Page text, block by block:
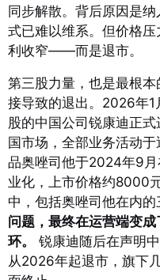
同步解散。背后原因是
式已难以维系。但价格
利收窄——而是退市。
第三股力量，也是最根
接导致的退出。2026年
股的中国公司锐康迪正
国市场，全部业务活动于
品奥唑司他于2024年9
业化，上市价格约8000
中，包括奥唑司他在内的
问题，最终在运营端变
环。
锐康迪随后在声明
从2026年起退市，旗下